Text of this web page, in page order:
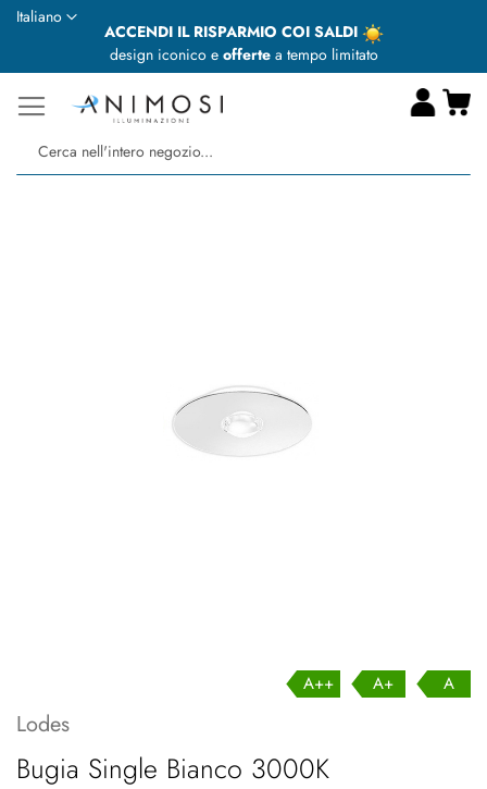
ACCENDI IL RISPARMIO COI SALDI
design iconico e offertea tempo limitato
Lingua
Italiano
A++ A+ A
Lodes
Bugia Single Bianco 3000K